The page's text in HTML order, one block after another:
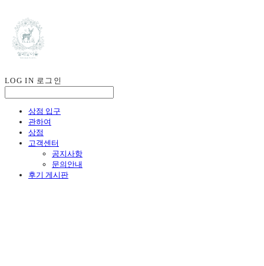
LOG IN 로그인
상점 입구
관하여
상점
고객센터
공지사항
문의안내
후기 게시판